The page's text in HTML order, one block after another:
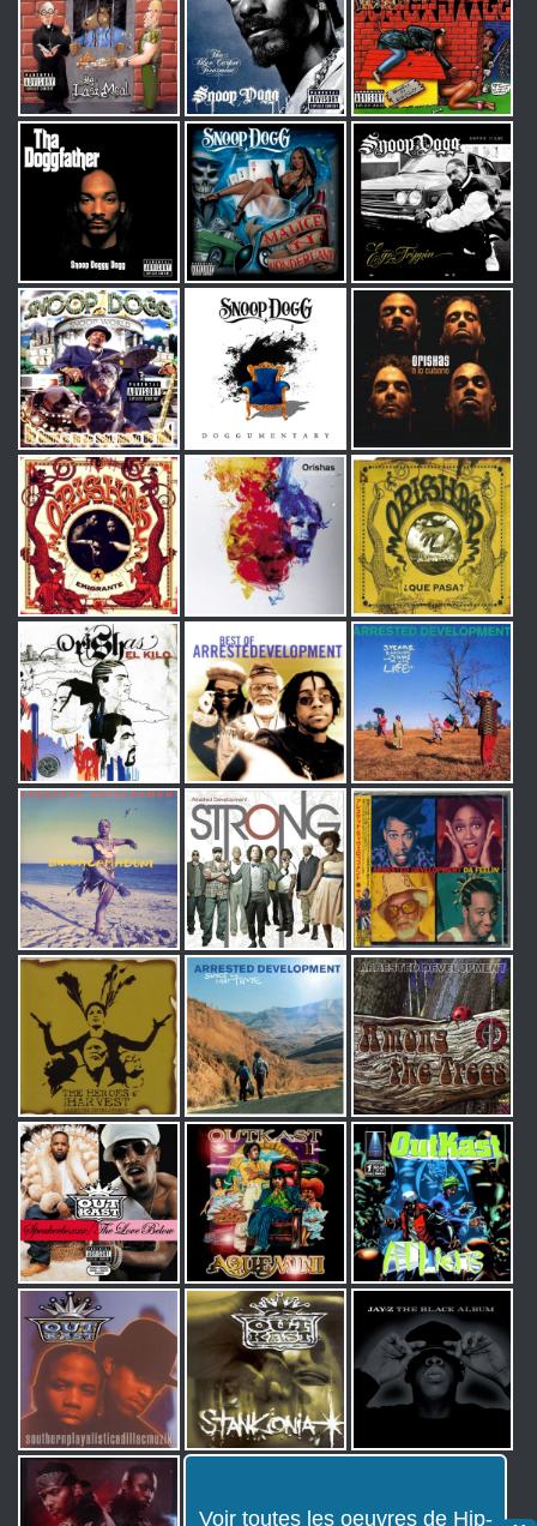
Voir toutes les oeuvres de Hip-